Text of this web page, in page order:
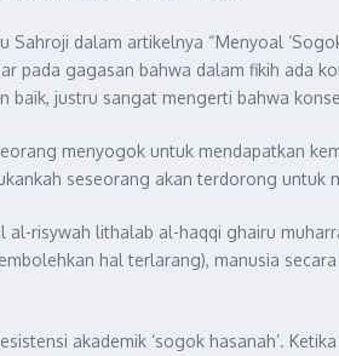
dalam artikelnya “Menyoal
pada gagasan bahwa dalam fikih ada
justru sangat mengerti bahwa
menyogok untuk mendapatkan
seseorang akan terdorong
risywah lithalab al-haqqi ghairu
hal terlarang), manusia
akademik ‘sogok hasanah’.